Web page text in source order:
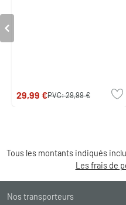
29,99 €PVC:29,99 €
Tous les montants indiqués
Les frais de
Nos transporteurs